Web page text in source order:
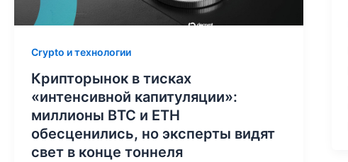
Crypto и технологии
Крипторынок в тисках
«интенсивной капитуляции»:
миллионы BTC и ETH
обесценились, но эксперты видят
свет в конце тоннеля